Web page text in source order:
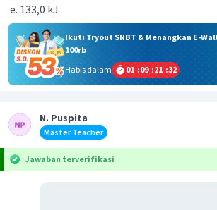
133,0 kJ
Ikuti Tryout SNBT & Menangkan E-
100rb
Habis dalam
01 :09 :21 :31
N. Puspita
Master Teacher
Jawaban terverifikasi